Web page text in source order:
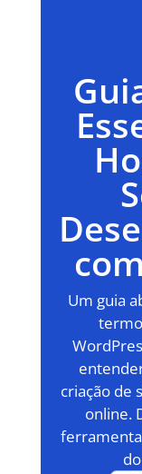
Um guia
criação de
online.